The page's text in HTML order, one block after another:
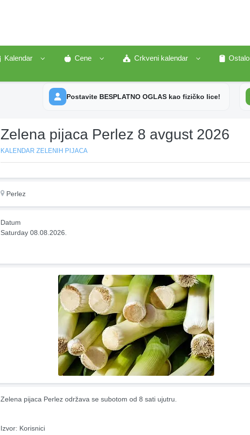
Kalendar Cene Crkveni kalendar
Ostalo
Postavite BESPLATNO OGLAS kao fizičko lice!
Zelena pijaca Perlez 8 avgust 2026
KALENDAR ZELENIH PIJACA
Perlez
Datum
Saturday 08.08.2026.
Zelena pijaca Perlez održava se subotom od 8 sati ujutru.
Izvor: Korisnici